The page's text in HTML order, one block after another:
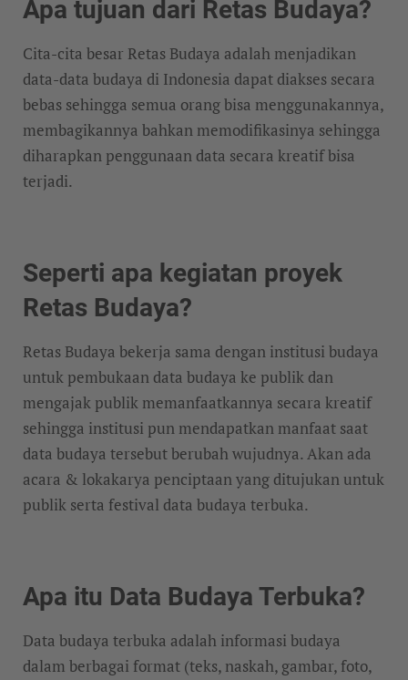
Apa tujuan dari Retas Budaya?
Cita-cita besar Retas Budaya adalah menjadikan
data-data budaya di Indonesia dapat diakses secara
bebas sehingga semua orang bisa menggunakannya,
membagikannya bahkan memodifikasinya sehingga
diharapkan penggunaan data secara kreatif bisa
terjadi.
Seperti apa kegiatan proyek
Retas Budaya?
Retas Budaya bekerja sama dengan institusi budaya
untuk pembukaan data budaya ke publik dan
mengajak publik memanfaatkannya secara kreatif
sehingga institusi pun mendapatkan manfaat saat
data budaya tersebut berubah wujudnya. Akan ada
acara & lokakarya penciptaan yang ditujukan untuk
publik serta festival data budaya terbuka.
Apa itu Data Budaya Terbuka?
Data budaya terbuka adalah informasi budaya
dalam berbagai format (teks, naskah, gambar, foto,